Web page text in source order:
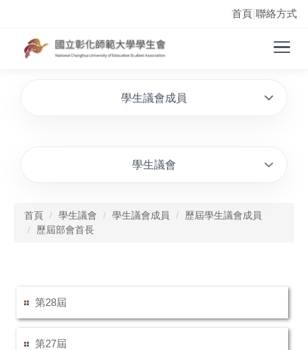
首頁 聯絡方式
學生議會成員
學生議會
首頁 學生議會 學生議會成員
歷屆學生議會成員
歷屆部會首長
第28屆
第27屆